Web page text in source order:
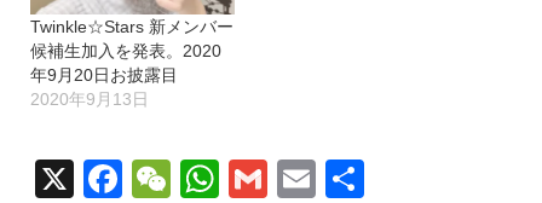
Twinkle☆Stars 新メンバー
候補生加入を発表。2020
年9月20日お披露目
2020年9月13日
X Facebook
WeChat
WhatsApp
GmailEmail